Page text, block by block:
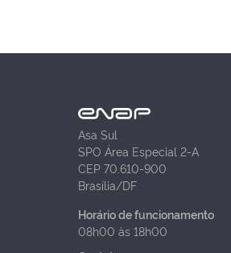
Asa Sul
SPO Área Especial 2-A
CEP 70.610-900
Brasília/DF
Horário de funcionamento
08h00 às 18h00